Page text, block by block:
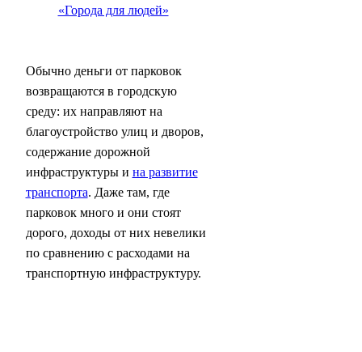
«Города для людей»
Обычно деньги от парковок
возвращаются в городскую
среду: их направляют на
благоустройство улиц и дворов,
содержание дорожной
инфраструктуры и на развитие
транспорта. Даже там, где
парковок много и они стоят
дорого, доходы от них невелики
по сравнению с расходами на
транспортную инфраструктуру.